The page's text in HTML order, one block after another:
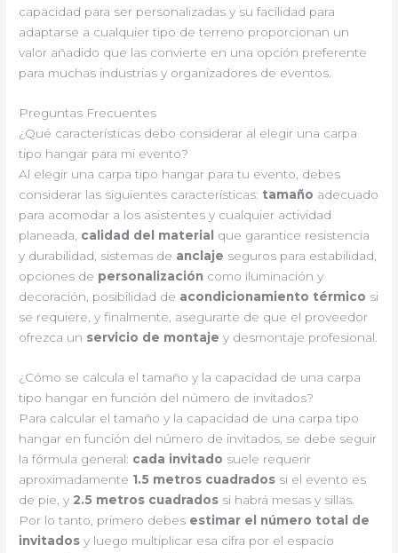
capacidad para ser personalizadas y su facilidad para
adaptarse a cualquier tipo de terreno proporcionan un
valor añadido que las convierte en una opción preferente
para muchas industrias y organizadores de eventos.
Preguntas Frecuentes
¿Qué características debo considerar al elegir una carpa
tipo hangar para mi evento?
Al elegir una carpa tipo hangar para tu evento, debes
considerar las siguientes características: tamaño adecuado
para acomodar a los asistentes y cualquier actividad
planeada, calidad del material
que garantice resistencia
y durabilidad, sistemas de anclaje seguros para estabilidad,
opciones de personalización como iluminación y
decoración, posibilidad de acondicionamiento térmico si
se requiere, y finalmente, asegurarte de que el proveedor
ofrezca un servicio de montaje y desmontaje profesional.
¿Cómo se calcula el tamaño y la capacidad de una carpa
tipo hangar en función del número de invitados?
Para calcular el tamaño y la capacidad de una carpa tipo
hangar en función del número de invitados, se debe seguir
la fórmula general: cada invitado suele requerir
aproximadamente 1.5 metros cuadrados si el evento es
de pie, y 2.5 metros cuadrados si habrá mesas y sillas.
Por lo tanto, primero debes estimar el número total de
invitados y luego multiplicar esa cifra por el espacio